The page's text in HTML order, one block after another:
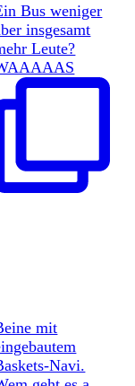
Bus weniger
insgesamt
Leute?
mit
Navi.